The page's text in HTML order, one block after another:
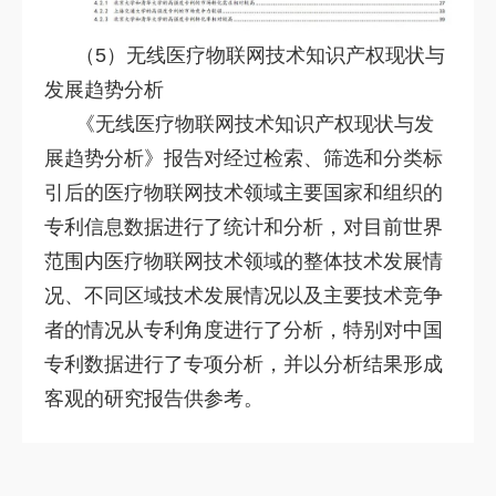
（5）无线医疗物联网技术知识产权现状与
发展趋势分析
《无线医疗物联网技术知识产权现状与发
展趋势分析》报告对经过检索、筛选和分类标
引后的医疗物联网技术领域主要国家和组织的
专利信息数据进行了统计和分析，对目前世界
范围内医疗物联网技术领域的整体技术发展情
况、不同区域技术发展情况以及主要技术竞争
者的情况从专利角度进行了分析，特别对中国
专利数据进行了专项分析，并以分析结果形成
客观的研究报告供参考。